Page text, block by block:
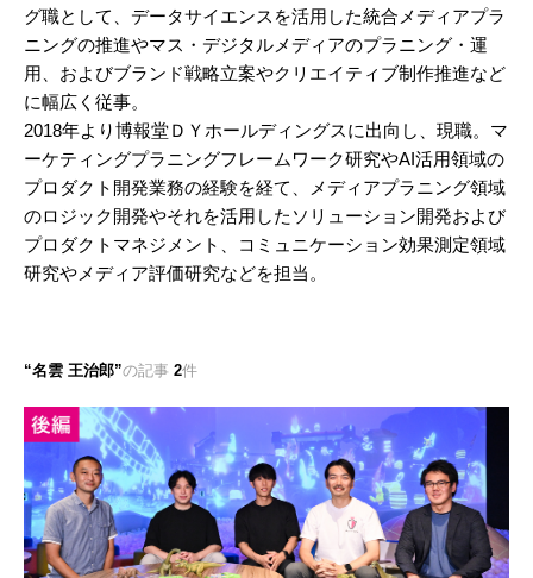
グ職として、データサイエンスを活用した統合メディアプラ
ニングの推進やマス・デジタルメディアのプラニング・運
用、およびブランド戦略立案やクリエイティブ制作推進など
に幅広く従事。
2018年より博報堂ＤＹホールディングスに出向し、現職。マ
ーケティングプラニングフレームワーク研究やAI活用領域の
プロダクト開発業務の経験を経て、メディアプラニング領域
のロジック開発やそれを活用したソリューション開発および
プロダクトマネジメント、コミュニケーション効果測定領域
研究やメディア評価研究などを担当。
名雲 王治郎 の記事 2件